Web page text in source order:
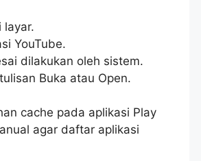
layar.
YouTube.
dilakukan oleh sistem.
Buka atau Open.
cache pada aplikasi Play
agar daftar aplikasi